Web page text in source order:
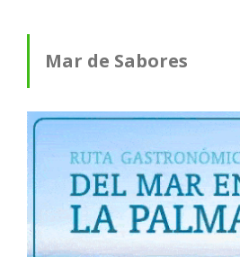
Mar de Sabores